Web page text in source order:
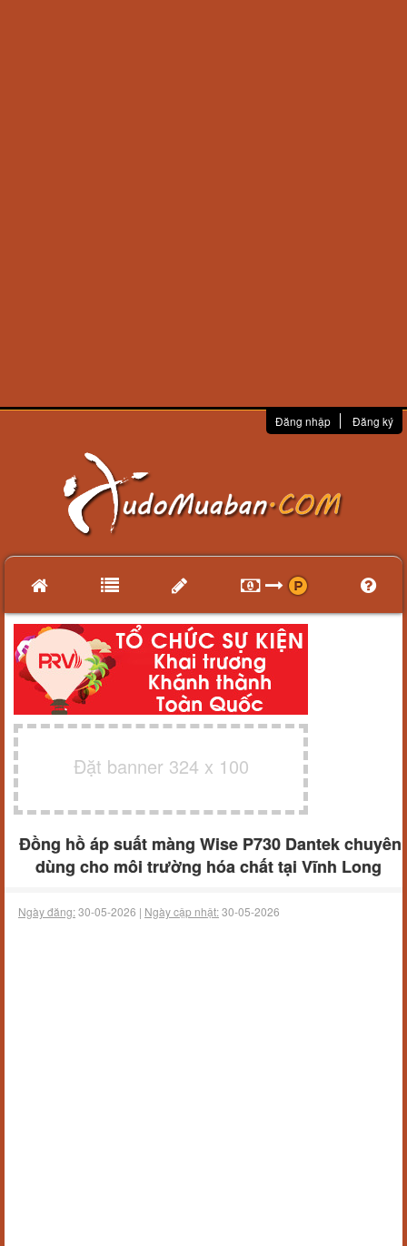
Đăng nhập Đăng ký
Đặt banner 324 x 100
Đồng hồ áp suất màng Wise P730 Dantek chuyên
dùng cho môi trường hóa chất tại Vĩnh Long
Ngày đăng:30-05-2026 | Ngày cập nhật:30-05-2026